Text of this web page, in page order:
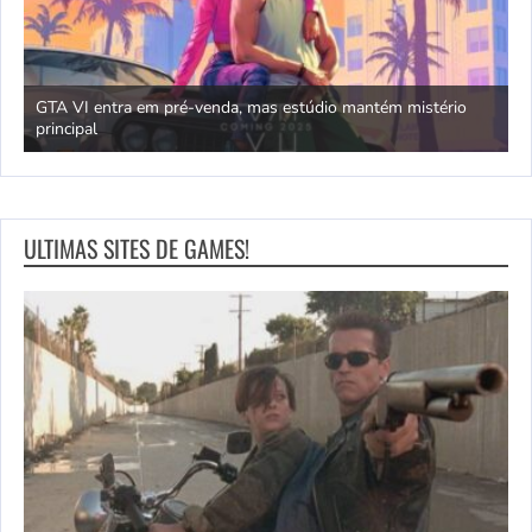
GTA VI entra em pré-venda, mas estúdio mantém mistério
principal
ULTIMAS SITES DE GAMES!